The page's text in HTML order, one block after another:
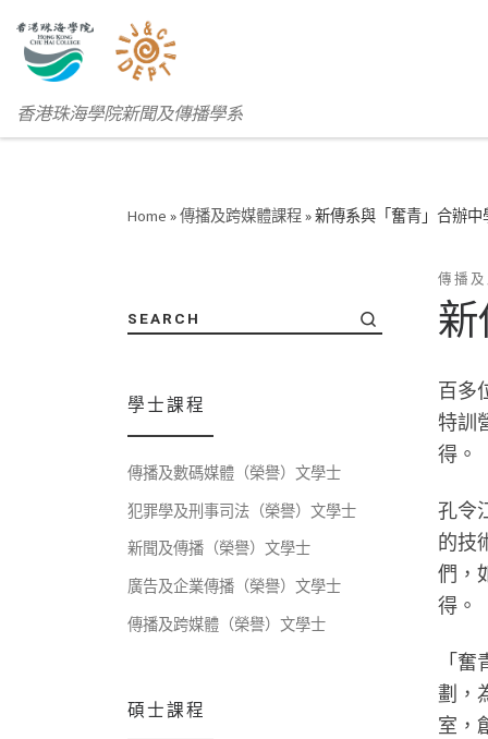
香港珠海學院新聞及傳播學系
Home »傳播及跨媒體課程 »新傳系與「奮青」合辦
傳播
百多
特訓
得。
孔令
的技
們，
得。
「
劃，
室，
SEARCH
學士課程
傳播及數碼媒體（榮譽）文學士
犯罪學及刑事司法（榮譽）文學士
新聞及傳播（榮譽）文學士
廣告及企業傳播（榮譽）文學士
傳播及跨媒體（榮譽）文學士
碩士課程